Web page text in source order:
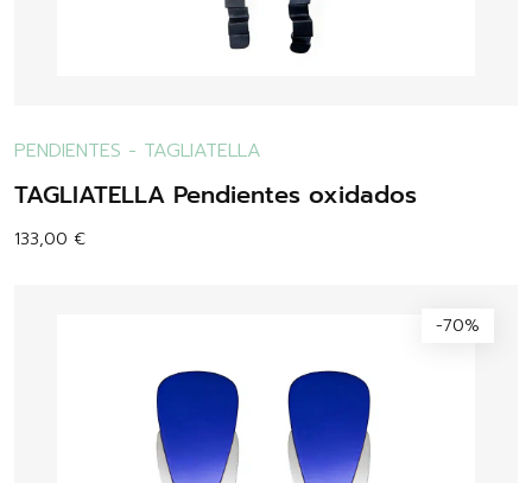
PENDIENTES - TAGLIATELLA
TAGLIATELLA Pendientes oxidados
133,00 €
-70%